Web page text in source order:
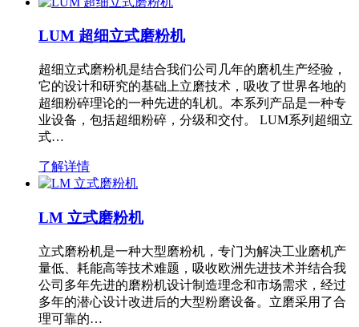
LUM 超细立式磨粉机
超细立式磨粉机是结合我们公司几年的磨机生产经验，
它的设计和研究的基础上立磨技术，吸收了世界各地的
超细粉碎理论的一种先进的轧机。本系列产品是一种专
业设备，包括超细粉碎，分级和交付。 LUM系列超细立
式…
了解详情
LM 立式磨粉机
立式磨粉机是一种大型磨粉机，专门为解决工业磨机产
量低、耗能高等技术难题，吸收欧洲先进技术并结合我
公司多年先进的磨粉机设计制造理念和市场需求，经过
多年的潜心设计改进后的大型粉磨设备。立磨采用了合
理可靠的…